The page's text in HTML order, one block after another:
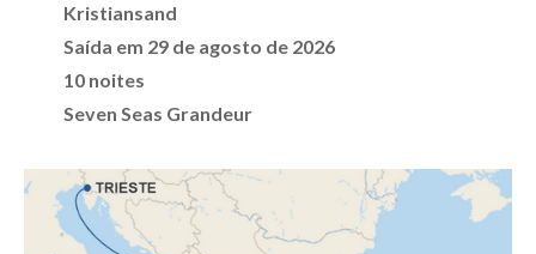
Kristiansand
Saída em 29 de agosto de 2026
10 noites
Seven Seas Grandeur